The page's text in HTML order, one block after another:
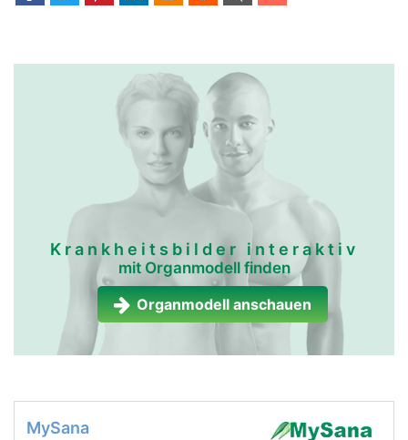
Krankheitsbilder interaktiv
mit Organmodell finden
Organmodell anschauen
MySana